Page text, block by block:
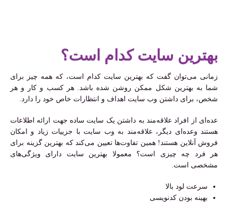
بهترین سایت کدام است؟
زمانی می‌توان گفت که بهترین سایت کدام است، که همه چیز برای
شما به بهترین شکل ممکن روشن شده باشد. هر کسب و کار و هر
شخص، برای داشتن وب سایت اهداف و انتظارات خاص خود را دارد.
عده‌ای از افراد علاقه‌مند به داشتن یک سایت ساده جهت ارائه اطلاعات
هستند وعده‌ای دیگر، علاقه‌مند به وب سایت با جزییات زیاد و امکان
فروش آنلاین هستند! همین تفاوت‌ها تعیین می‌کند که بهترین گزینه برای
هر فرد چه چیزی است؟ معمولا بهترین سایت دارای ویژگی‌های
مشخصی است.
سرعت لود بالا
بهینه بودن کدنویسی